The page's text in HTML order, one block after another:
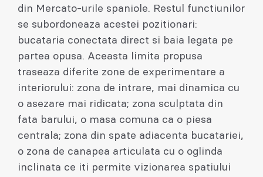
din Mercato-urile spaniole. Restul functiunilor
se subordoneaza acestei pozitionari:
bucataria conectata direct si baia legata pe
partea opusa. Aceasta limita propusa
traseaza diferite zone de experimentare a
interiorului: zona de intrare, mai dinamica cu
o asezare mai ridicata; zona sculptata din
fata barului, o masa comuna ca o piesa
centrala; zona din spate adiacenta bucatariei,
o zona de canapea articulata cu o oglinda
inclinata ce iti permite vizionarea spatiului